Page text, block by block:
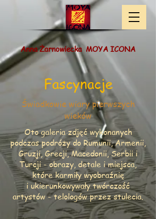
​ Anna Żarnowiecka​ MOYA ICONA
Fascynacje
Świadkowie wiary pierwszych
wieków
Oto galeria zdjęć wykonanych
podczas podróży do Rumunii, Armenii,
Gruzji, Grecji, Macedonii, Serbii i
Turcji - obrazy, detale i miejsca,
które karmiły wyobraźnię
i ukierunkowywały twórczość
artystów - telologów przez stulecia.